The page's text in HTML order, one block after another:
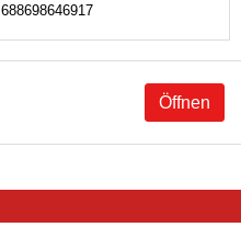
688698646917
Öffnen